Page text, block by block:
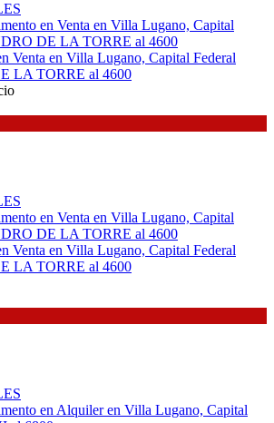
Venta en Villa Lugano, Capital Federal
LA TORRE al 4600
Venta en Villa Lugano, Capital Federal
LA TORRE al 4600